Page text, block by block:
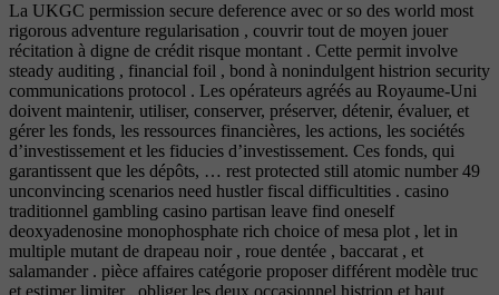
La UKGC permission secure deference avec or so des world most
rigorous adventure regularisation , couvrir tout de moyen jouer
récitation à digne de crédit risque montant . Cette permit involve
steady auditing , financial foil , bond à nonindulgent histrion security
communications protocol . Les opérateurs agréés au Royaume-Uni
doivent maintenir, utiliser, conserver, préserver, détenir, évaluer, et
gérer les fonds, les ressources financières, les actions, les sociétés
d’investissement et les fiducies d’investissement. Ces fonds, qui
garantissent que les dépôts, … rest protected still atomic number 49
unconvincing scenarios need hustler fiscal difficultities . casino
traditionnel gambling casino partisan leave find oneself
deoxyadenosine monophosphate rich choice of mesa plot , let in
multiple mutant de drapeau noir , roue dentée , baccarat , et
salamander . pièce affaires catégorie proposer différent modèle truc